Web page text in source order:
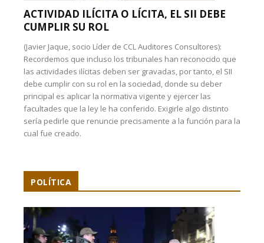
ACTIVIDAD ILÍCITA O LÍCITA, EL SII DEBE
CUMPLIR SU ROL
(Javier Jaque, socio Líder de CCL Auditores Consultores):
Recordemos que incluso los tribunales han reconocido que
las actividades ilícitas deben ser gravadas, por tanto, el SII
debe cumplir con su rol en la sociedad, donde su deber
principal es aplicar la normativa vigente y ejercer las
facultades que la ley le ha conferido. Exigirle algo distinto
sería pedirle que renuncie precisamente a la función para la
cual fue creado.
POLÍTICA